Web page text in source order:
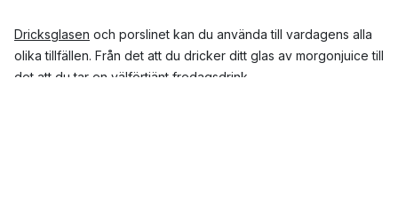
Dricksglasen och porslinet kan du använda till vardagens alla
olika tillfällen. Från det att du dricker ditt glas av morgonjuice till
det att du tar en välförtjänt fredagsdrink.